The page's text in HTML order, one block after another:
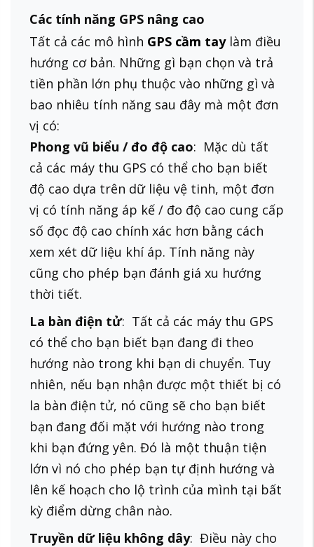
Các tính năng GPS nâng cao
Tất cả các mô hình GPS cầm taylàm điều
hướng cơ bản. Những gì bạn chọn và trả
tiền phần lớn phụ thuộc vào những gì và
bao nhiêu tính năng sau đây mà một đơn
vị có:
Phong vũ biểu / đo độ cao: Mặc dù tất
cả các máy thu GPS có thể cho bạn biết
độ cao dựa trên dữ liệu vệ tinh, một đơn
vị có tính năng áp kế / đo độ cao cung cấp
số đọc độ cao chính xác hơn bằng cách
xem xét dữ liệu khí áp. Tính năng này
cũng cho phép bạn đánh giá xu hướng
thời tiết.
La bàn điện tử: Tất cả các máy thu GPS
có thể cho bạn biết bạn đang đi theo
hướng nào trong khi bạn di chuyển. Tuy
nhiên, nếu bạn nhận được một thiết bị có
la bàn điện tử, nó cũng sẽ cho bạn biết
bạn đang đối mặt với hướng nào trong
khi bạn đứng yên. Đó là một thuận tiện
lớn vì nó cho phép bạn tự định hướng và
lên kế hoạch cho lộ trình của mình tại bất
kỳ điểm dừng chân nào.
Truyền dữ liệu không dây: Điều này cho